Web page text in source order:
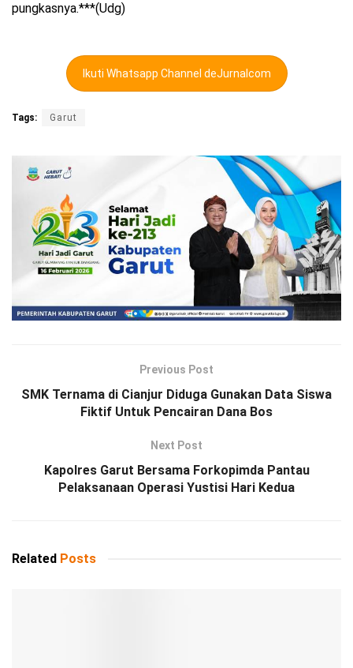
pungkasnya.***(Udg)
Ikuti Whatsapp Channel deJurnalcom
Tags: Garut
Previous Post
SMK Ternama di Cianjur Diduga Gunakan Data Siswa
Fiktif Untuk Pencairan Dana Bos
Next Post
Kapolres Garut Bersama Forkopimda Pantau
Pelaksanaan Operasi Yustisi Hari Kedua
Related Posts